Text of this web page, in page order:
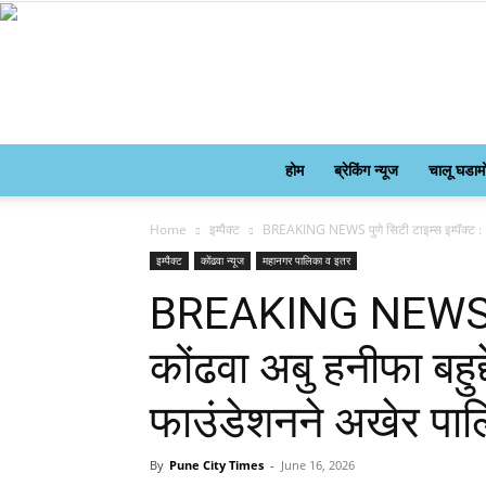
होम ब्रेकिंग न्यूज चालू
Home इम्पैक्ट BREAKING NEWS पुणे सिटी टाइम्स इम्पॅक्ट
इम्पैक्ट कोंढवा न्यूज महानगर पालिका व इतर
BREAKING
कोंढवा अबु हनीफा
फाउंडेशनने अखेर
By Pune City Times - June 16, 2026